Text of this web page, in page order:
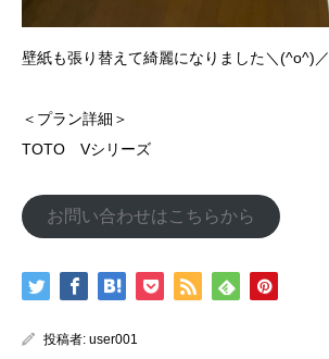
壁紙も張り替えて綺麗になりました＼(^o^)／
＜プラン詳細＞
TOTO Vシリーズ
お問い合わせはこちらから
投稿者: user001